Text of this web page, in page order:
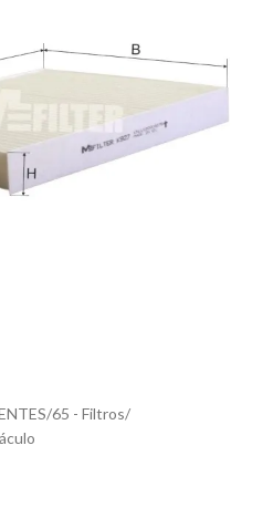
/65 - Filtros/